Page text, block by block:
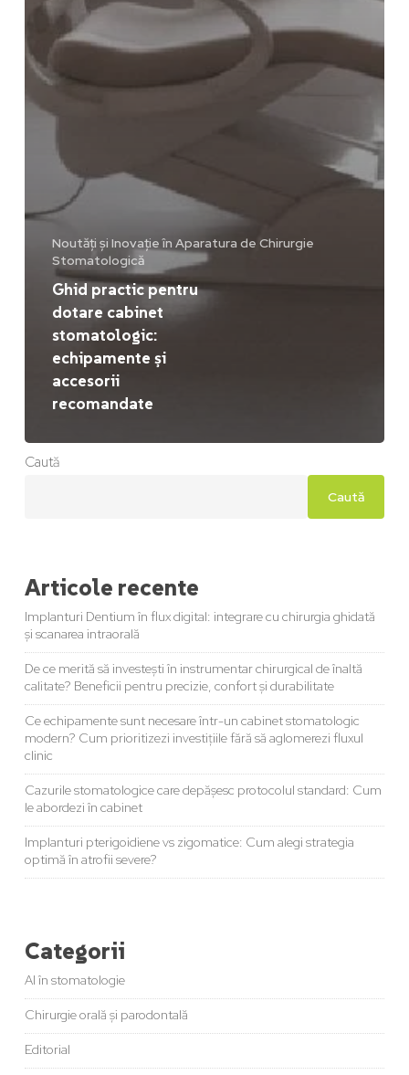
Noutăți și Inovație în Aparatura de Chirurgie
Stomatologică
Ghid practic pentru
dotare cabinet
stomatologic:
echipamente și
accesorii
recomandate
Caută
Caută
Articole recente
Implanturi Dentium în flux digital: integrare cu chirurgia ghidată
și scanarea intraorală
De ce merită să investești în instrumentar chirurgical de înaltă
calitate? Beneficii pentru precizie, confort și durabilitate
Ce echipamente sunt necesare într-un cabinet stomatologic
modern? Cum prioritizezi investițiile fără să aglomerezi fluxul
clinic
Cazurile stomatologice care depășesc protocolul standard: Cum
le abordezi în cabinet
Implanturi pterigoidiene vs zigomatice: Cum alegi strategia
optimă în atrofii severe?
Categorii
AI în stomatologie
Chirurgie orală și parodontală
Editorial